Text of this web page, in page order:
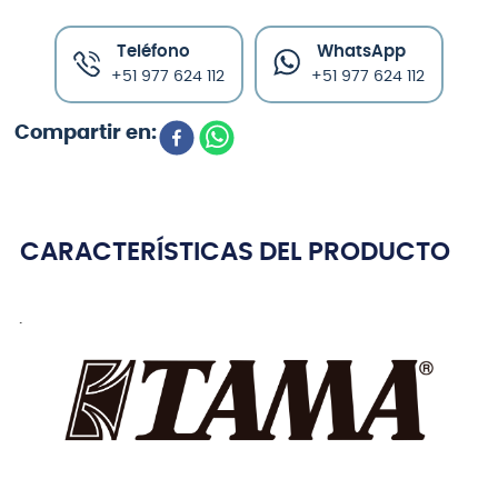
Teléfono
+51 977 624 112
WhatsApp
+51 977 624 112
CARACTERÍSTICAS DEL PRODUCTO